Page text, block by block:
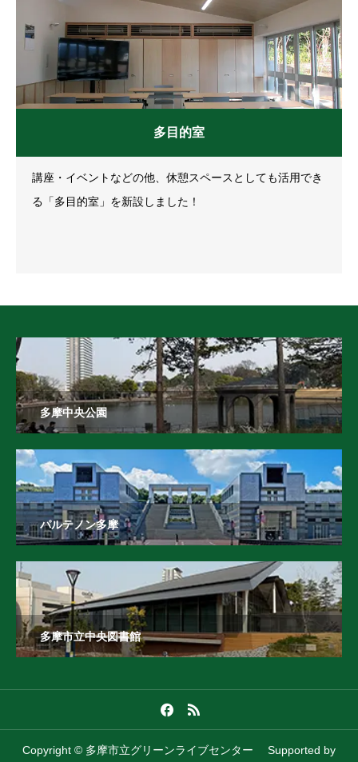
多目的室
講座・イベントなどの他、休憩スペースとしても活用でき
る「多目的室」を新設しました！
多摩中央公園
パルテノン多摩
多摩市立中央図書館
Copyright © 多摩市立グリーンライブセンター Supported by